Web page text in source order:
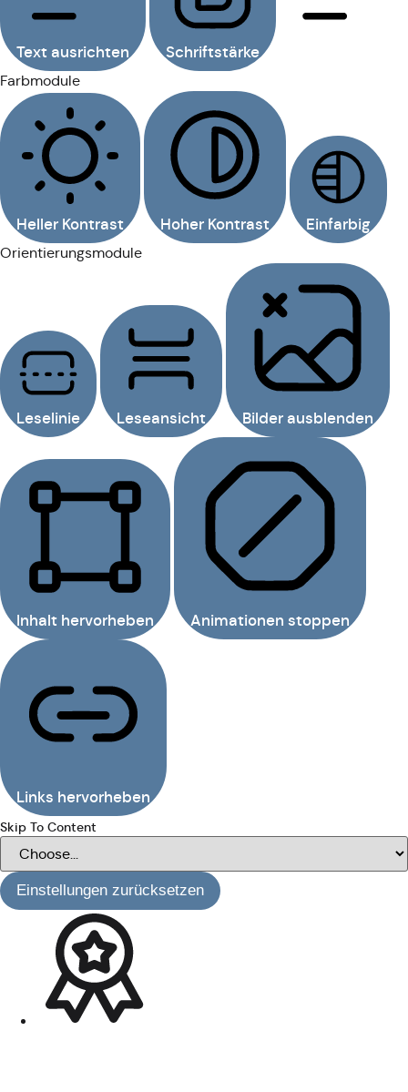
Text ausrichten Schriftstärke
Farbmodule
Heller Kontrast Hoher Kontrast Einfarbig
Orientierungsmodule
Leselinie Leseansicht Bilder ausblenden
Inhalt hervorheben Animationen stoppen
Links hervorheben
Skip To Content
Einstellungen zurücksetzen